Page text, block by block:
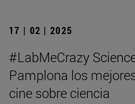
17 | 02 | 2025
#LabMeCrazy
Pamplona los
cine sobre ciencia